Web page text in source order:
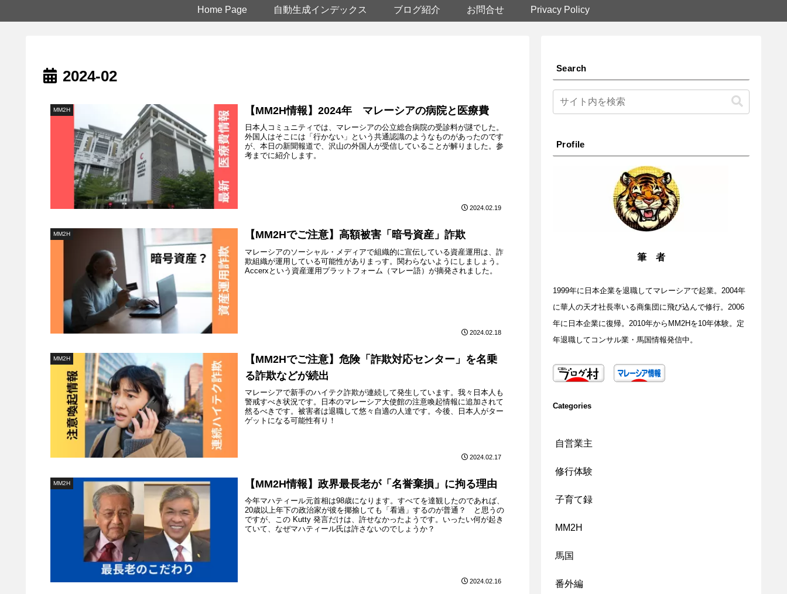
Home Page 自動生成インデックス ブログ紹介 お問合せ Privacy Policy
2024-02
MM2H 【MM2H情報】2024年 マレーシアの病院と医療費
日本人コミュニティでは、マレーシアの公立総合病院の受診料が謎でした。
外国人はそこには「行かない」という共通認識のようなものがあったのです
が、本日の新聞報道で、沢山の外国人が受信していることが解りました。参
考までに紹介します。
2024.02.19
MM2H 【MM2Hでご注意】高額被害「暗号資産」詐欺
マレーシアのソーシャル・メディアで組織的に宣伝している資産運用は、詐
欺組織が運用している可能性がありまっす。関わらないようにしましょう。
Accerxという資産運用プラットフォーム（マレー語）が摘発されました。
2024.02.18
MM2H
【MM2Hでご注意】危険「詐欺対応センター」を名乗
る詐欺などが続出
マレーシアで新手のハイテク詐欺が連続して発生しています。我々日本人も
警戒すべき状況です。日本のマレーシア大使館の注意喚起情報に追加されて
然るべきです。被害者は退職して悠々自適の人達です。今後、日本人がター
ゲットになる可能性有り！
2024.02.17
MM2H 【MM2H情報】政界最長老が「名誉棄損」に拘る理由
今年マハティール元首相は98歳になります。すべてを達観したのであれば、
20歳以上年下の政治家が彼を揶揄しても「看過」するのが普通？ と思うの
ですが、この Kutty 発言だけは、許せなかったようです。いったい何が起き
ていて、なぜマハティール氏は許さないのでしょうか？
2024.02.16
Search
Profile
筆 者
1999年に日本企業を退職してマレーシアで起業。2004年
に華人の天才社長率いる商集団に飛び込んで修行。2006
年に日本企業に復帰。2010年からMM2Hを10年体験。定
年退職してコンサル業・馬国情報発信中。
Categories
自営業主
修行体験
子育て録
MM2H
馬国
番外編